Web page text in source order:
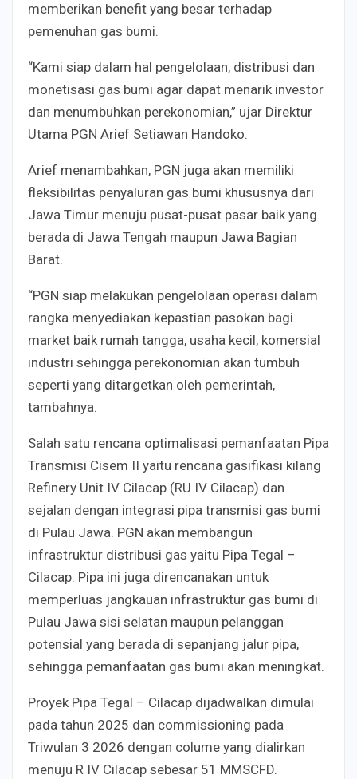
memberikan benefit yang besar terhadap
pemenuhan gas bumi.
“Kami siap dalam hal pengelolaan, distribusi dan
monetisasi gas bumi agar dapat menarik investor
dan menumbuhkan perekonomian,” ujar Direktur
Utama PGN Arief Setiawan Handoko.
Arief menambahkan, PGN juga akan memiliki
fleksibilitas penyaluran gas bumi khususnya dari
Jawa Timur menuju pusat-pusat pasar baik yang
berada di Jawa Tengah maupun Jawa Bagian
Barat.
“PGN siap melakukan pengelolaan operasi dalam
rangka menyediakan kepastian pasokan bagi
market baik rumah tangga, usaha kecil, komersial
industri sehingga perekonomian akan tumbuh
seperti yang ditargetkan oleh pemerintah,
tambahnya.
Salah satu rencana optimalisasi pemanfaatan Pipa
Transmisi Cisem II yaitu rencana gasifikasi kilang
Refinery Unit IV Cilacap (RU IV Cilacap) dan
sejalan dengan integrasi pipa transmisi gas bumi
di Pulau Jawa. PGN akan membangun
infrastruktur distribusi gas yaitu Pipa Tegal –
Cilacap. Pipa ini juga direncanakan untuk
memperluas jangkauan infrastruktur gas bumi di
Pulau Jawa sisi selatan maupun pelanggan
potensial yang berada di sepanjang jalur pipa,
sehingga pemanfaatan gas bumi akan meningkat.
Proyek Pipa Tegal – Cilacap dijadwalkan dimulai
pada tahun 2025 dan commissioning pada
Triwulan 3 2026 dengan colume yang dialirkan
menuju R IV Cilacap sebesar 51 MMSCFD.